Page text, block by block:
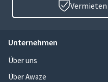
Vermieten
Unternehmen
Über uns
Über Awaze